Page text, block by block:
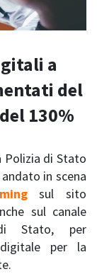
a
del
130%
Polizia di Stato
in scena
sul sito
sul canale
Stato, per
per la